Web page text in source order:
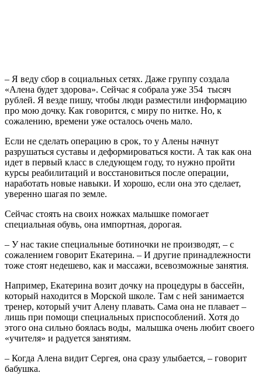
– Я веду сбор в социальных сетях. Даже группу создала
«Алена будет здорова». Сейчас я собрала уже 354 тысяч
рублей. Я везде пишу, чтобы люди разместили информацию
про мою дочку. Как говорится, с миру по нитке. Но, к
сожалению, времени уже осталось очень мало.
Если не сделать операцию в срок, то у Алены начнут
разрушаться суставы и деформироваться кости. А так как она
идет в первый класс в следующем году, то нужно пройти
курсы реабилитаций и восстановиться после операции,
наработать новые навыки. И хорошо, если она это сделает,
уверенно шагая по земле.
Сейчас стоять на своих ножках малышке помогает
специальная обувь, она импортная, дорогая.
– У нас такие специальные ботиночки не производят, – с
сожалением говорит Екатерина. – И другие принадлежности
тоже стоят недешево, как и массажи, всевозможные занятия.
Например, Екатерина возит дочку на процедуры в бассейн,
который находится в Морской школе. Там с ней занимается
тренер, который учит Алену плавать. Сама она не плавает –
лишь при помощи специальных приспособлений. Хотя до
этого она сильно боялась воды, малышка очень любит своего
«учителя» и радуется занятиям.
– Когда Алена видит Сергея, она сразу улыбается, – говорит
бабушка.